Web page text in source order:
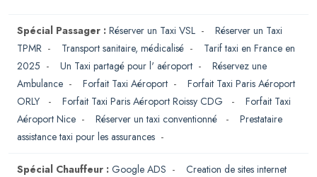
Spécial Passager : Réserver un Taxi VSL - Réserver un Taxi
TPMR - Transport sanitaire, médicalisé - Tarif taxi en France en
2025 - Un Taxi partagé pour l' aéroport - Réservez une
Ambulance - Forfait Taxi Aéroport - Forfait Taxi Paris Aéroport
ORLY
- Forfait Taxi Paris Aéroport Roissy CDG - Forfait Taxi
Aéroport Nice - Réserver un taxi conventionné - Prestataire
assistance taxi pour les assurances -
Spécial Chauffeur : Google ADS - Creation de sites internet